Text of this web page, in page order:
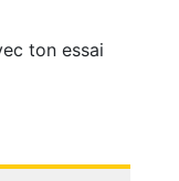
ton essai